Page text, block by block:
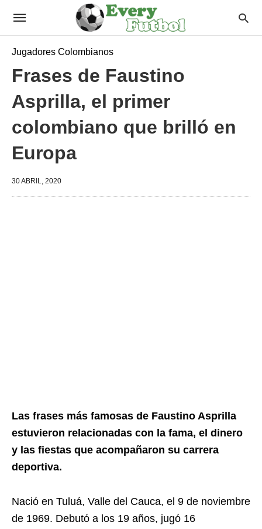
Jugadores Colombianos
Frases de Faustino
Asprilla, el primer
colombiano que brilló en
Europa
30 ABRIL, 2020
Las frases más famosas de Faustino Asprilla
estuvieron relacionadas con la fama, el dinero
y las fiestas que acompañaron su carrera
deportiva.
Nació en Tuluá, Valle del Cauca, el 9 de noviembre
de 1969. Debutó a los 19 años, jugó 16